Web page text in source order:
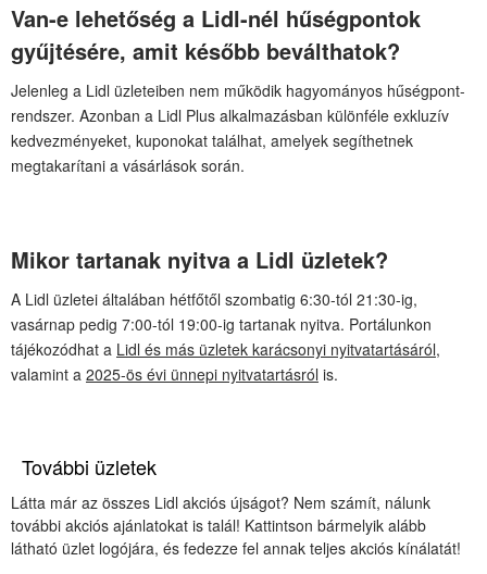
Van-e lehetőség a Lidl-nél hűségpontok
gyűjtésére, amit később beválthatok?
Jelenleg a Lidl üzleteiben nem működik hagyományos hűségpont-
rendszer. Azonban a Lidl Plus alkalmazásban különféle exkluzív
kedvezményeket, kuponokat találhat, amelyek segíthetnek
megtakarítani a vásárlások során.
Mikor tartanak nyitva a Lidl üzletek?
A Lidl üzletei általában hétfőtől szombatig 6:30-tól 21:30-ig,
vasárnap pedig 7:00-tól 19:00-ig tartanak nyitva. Portálunkon
tájékozódhat a Lidl és más üzletek karácsonyi nyitvatartásáról,
valamint a 2025-ös évi ünnepi nyitvatartásról is.
További üzletek
Látta már az összes Lidl akciós újságot? Nem számít, nálunk
további akciós ajánlatokat is talál! Kattintson bármelyik alább
látható üzlet logójára, és fedezze fel annak teljes akciós kínálatát!